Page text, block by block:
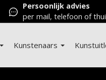
Persoonlijk advies
per mail, telefoon of
Kunstenaars